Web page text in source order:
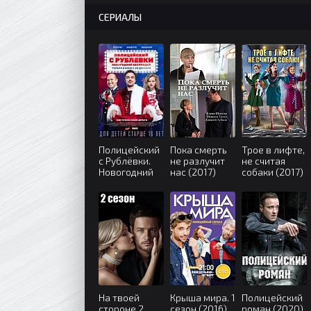
СЕРИАЛЫ
Полицейский
с Рублёвки.
Новогодний
(2018)
Пока смерть
не разлучит
нас (2017)
Трое в лифте,
не считая
собаки (2017)
На твоей
стороне 2
Крыша мира. 1
сезон (2016)
Полицейский
роман (2020)